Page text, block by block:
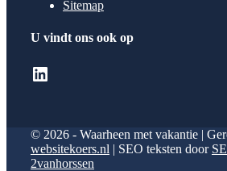
Sitemap
U vindt ons ook op
LinkedIn
© 2026 - Waarheen met vakantie |
websitekoers.nl | SEO teksten door
2vanhorssen